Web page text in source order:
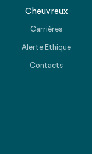
Cheuvreux
Carrières
Alerte Ethique
Contacts